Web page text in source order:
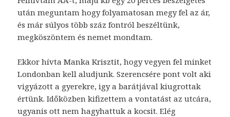
után meguntam hogy folyamatosan megy fel az ár,
és már súlyos több száz fontról beszéltünk,
megköszöntem és nemet mondtam.
Ekkor hívta Manka Krisztit, hogy vegyen fel minket
Londonban kell aludjunk. Szerencsére pont volt aki
vigyázott a gyerekre, igy a barátjával kiugrottak
értünk. Időközben kifizettem a vontatást az utcára,
ugyanis ott nem hagyhattuk a kocsit. Elég